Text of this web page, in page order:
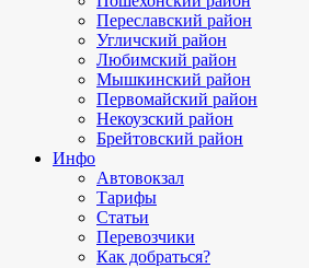
Переславский район
Угличский район
Любимский район
Мышкинский район
Первомайский район
Некоузский район
Брейтовский район
Инфо
Автовокзал
Тарифы
Статьи
Перевозчики
Как добраться?